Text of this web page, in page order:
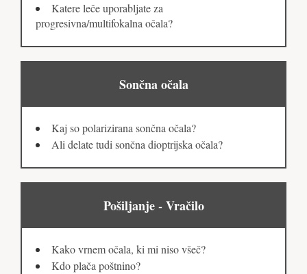
Katere leče uporabljate za
progresivna/multifokalna očala?
Sončna očala
Kaj so polarizirana sončna očala?
Ali delate tudi sončna dioptrijska očala?
Pošiljanje - Vračilo
Kako vrnem očala, ki mi niso všeč?
Kdo plača poštnino?